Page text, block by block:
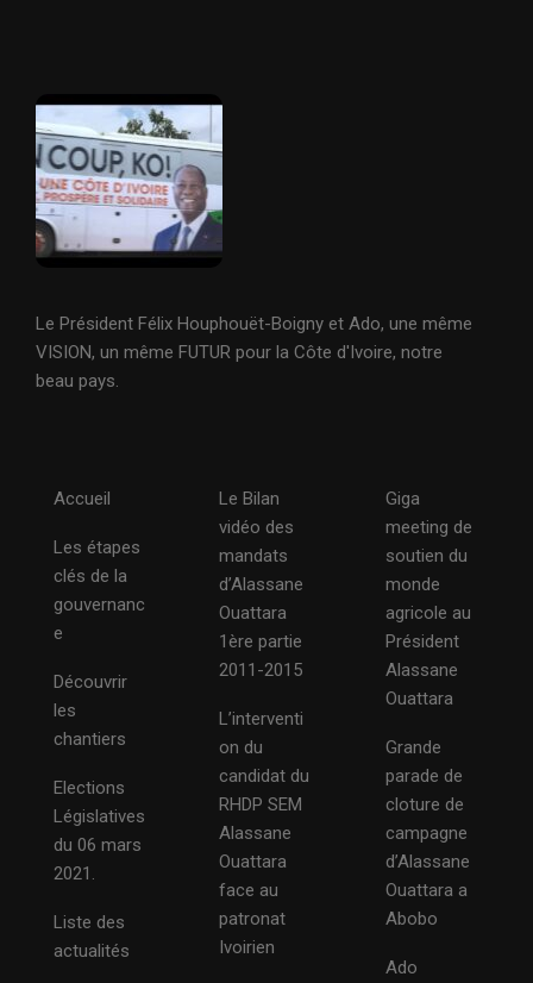
Le Président Félix Houphouët-Boigny et Ado, une même
VISION, un même FUTUR pour la Côte d'Ivoire, notre
beau pays.
Accueil
Les étapes
clés de la
gouvernanc
e
Découvrir
les
chantiers
Elections
Législatives
du 06 mars
2021.
Liste des
actualités
Le Bilan
vidéo des
mandats
d’Alassane
Ouattara
1ère partie
2011-2015
L’interventi
on du
candidat du
RHDP SEM
Alassane
Ouattara
face au
patronat
Ivoirien
Giga
meeting de
soutien du
monde
agricole au
Président
Alassane
Ouattara
Grande
parade de
cloture de
campagne
d’Alassane
Ouattara a
Abobo
Ado